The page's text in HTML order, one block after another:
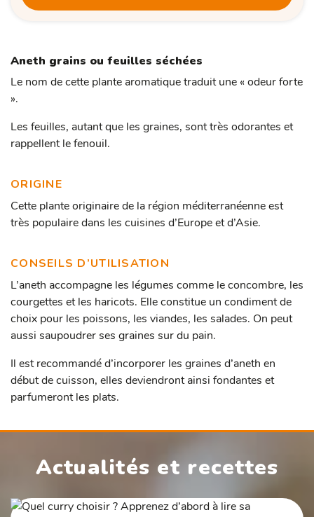
Aneth grains ou feuilles séchées
Le nom de cette plante aromatique traduit une « odeur forte
».
Les feuilles, autant que les graines, sont très odorantes et
rappellent le fenouil.
ORIGINE
Cette plante originaire de la région méditerranéenne est
très populaire dans les cuisines d’Europe et d’Asie.
CONSEILS D’UTILISATION
L’aneth accompagne les légumes comme le concombre, les
courgettes et les haricots. Elle constitue un condiment de
choix pour les poissons, les viandes, les salades. On peut
aussi saupoudrer ses graines sur du pain.
Il est recommandé d’incorporer les graines d’aneth en
début de cuisson, elles deviendront ainsi fondantes et
parfumeront les plats.
Actualités et recettes